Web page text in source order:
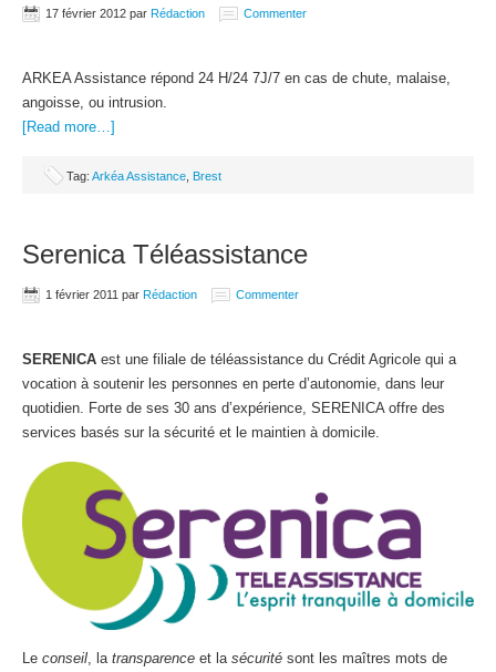
17 février 2012 par Rédaction Commenter
ARKEA Assistance répond 24 H/24 7J/7 en cas de chute, malaise,
angoisse, ou intrusion.
[Read more…]
Tag: Arkéa Assistance Brest
Serenica Téléassistance
1 février 2011 par Rédaction Commenter
SERENICA est une filiale de téléassistance du Crédit Agricole qui a
vocation à soutenir les personnes en perte d’autonomie, dans leur
quotidien. Forte de ses 30 ans d’expérience, SERENICA offre des
services basés sur la sécurité et le maintien à domicile.
Le conseil , la transparence et la sécurité sont les maîtres mots de